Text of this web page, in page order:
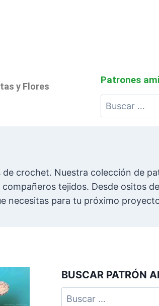
y Flores
Patrones
crochet. Nuestra colección de
tejidos. Desde ositos
necesitas para tu próximo
BUSCAR PATRÓN